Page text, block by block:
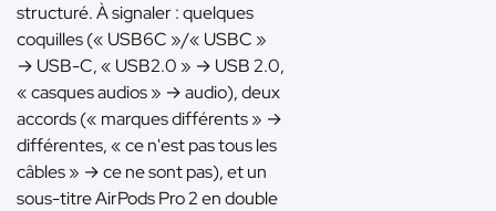
structuré. À signaler : quelques
coquilles (« USB6C »/« USBC »
→ USB-C, « USB2.0 » → USB 2.0,
« casques audios » → audio), deux
accords (« marques différents » →
différentes, « ce n'est pas tous les
câbles » → ce ne sont pas), et un
sous-titre AirPods Pro 2 en double